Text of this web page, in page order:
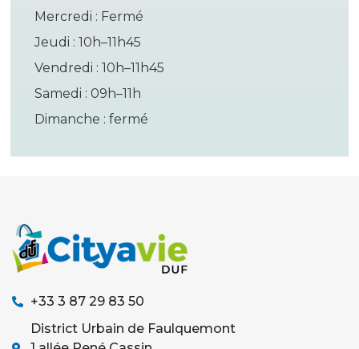
Mercredi : Fermé
Jeudi : 10h–11h45
Vendredi : 10h–11h45
Samedi : 09h–11h
Dimanche : fermé
+33 3 87 29 83 50
District Urbain de Faulquemont